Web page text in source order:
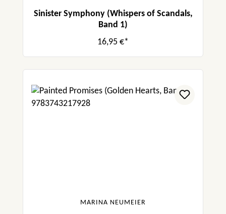
Sinister Symphony (Whispers of Scandals,
Band 1)
16,95 €*
MARINA NEUMEIER